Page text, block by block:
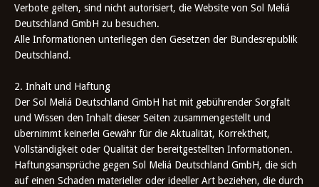
Verbote gelten, sind nicht autorisiert, die Website von Sol Meliá
Deutschland GmbH zu besuchen.
Alle Informationen unterliegen den Gesetzen der Bundesrepublik
Deutschland.
2. Inhalt und Haftung
Der Sol Meliá Deutschland GmbH hat mit gebührender Sorgfalt
und Wissen den Inhalt dieser Seiten zusammengestellt und
übernimmt keinerlei Gewähr für die Aktualität, Korrektheit,
Vollständigkeit oder Qualität der bereitgestellten Informationen.
Haftungsansprüche gegen Sol Meliá Deutschland GmbH, die sich
auf einen Schaden materieller oder ideeller Art beziehen, die durch